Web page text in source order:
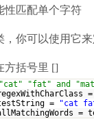
匹配单个字符
你可以使用它来
括号里 []
"fat" and
= "cat
=